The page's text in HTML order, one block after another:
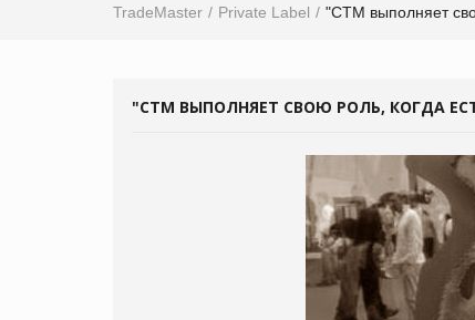
TradeMaster Private Label "СТМ выполняет
"СТМ ВЫПОЛНЯЕТ СВОЮ РОЛЬ, КОГДА